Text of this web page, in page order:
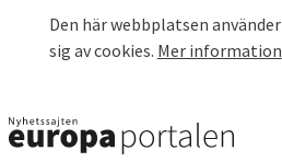
Den här webbplatsen använder
sig av cookies. Mer information